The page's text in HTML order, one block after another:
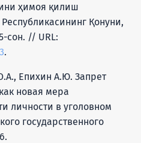
ҳимоя қилиш
Қонуни,
сон. // URL:
.
Епихин А.Ю. Запрет
новая мера
личности в уголовном
государственного